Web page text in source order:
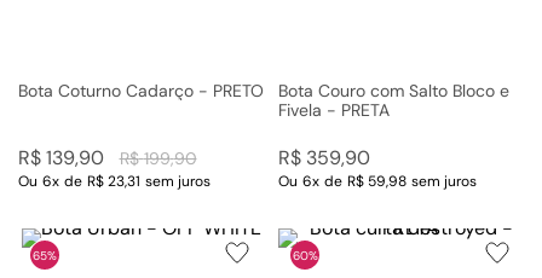
Bota Coturno Cadarço - PRETO
R$ 199,90
R$139,90
Ou 6x de R$ 23,31 sem juros
Bota Couro com Salto Bloco e
Fivela - PRETA
R$ 359,90
Ou 6x de R$ 59,98 sem juros
65% 60%